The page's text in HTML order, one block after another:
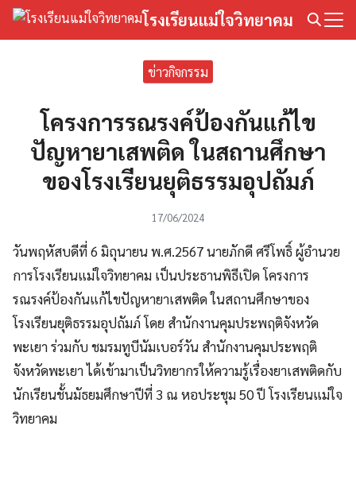
Skip
โรงเรียนแม่ใจวิทยาคม
ข่าวกิจกรรม
โครงการรณรงค์ป้องกันแก้ไข
ปัญหายาเสพติด ในสถานศึกษา
ของโรงเรียนยุติธรรมอุปถัมภ์
17/06/2024
วันพฤหัสบดีที่ 6 มิถุนายน พ.ศ.2567 นายภักดี ศรีโพธิ์ ผู้อำนวย
การโรงเรียนแม่ใจวิทยาคม เป็นประธานพิธีเปิด โครงการ
รณรงค์ป้องกันแก้ไขปัญหายาเสพติด ในสถานศึกษาของ
โรงเรียนยุติธรรมอุปถัมภ์ โดย สำนักงานคุมประพฤติจังหวัด
พะเยา ร่วมกับ ชมรมทูบีนัมเบอร์วัน สำนักงานคุมประพฤติ
จังหวัดพะเยา ได้เข้ามาเป็นวิทยากรให้ความรู้เรื่องยาเสพติดกับ
นักเรียนชั้นมัธยมศึกษาปีที่ 3 ณ หอประชุม 50 ปี โรงเรียนแม่ใจ
วิทยาคม